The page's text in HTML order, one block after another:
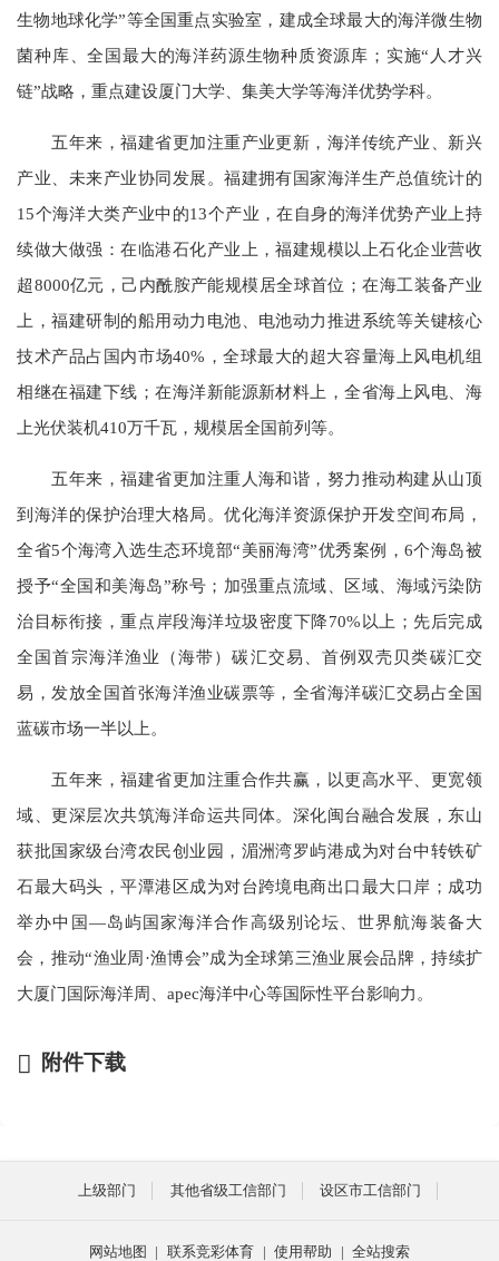
生物地球化学”等全国重点实验室，建成全球最大的海洋微生物
菌种库、全国最大的海洋药源生物种质资源库；实施“人才兴
链”战略，重点建设厦门大学、集美大学等海洋优势学科。
五年来，福建省更加注重产业更新，海洋传统产业、新兴
产业、未来产业协同发展。福建拥有国家海洋生产总值统计的
15个海洋大类产业中的13个产业，在自身的海洋优势产业上持
续做大做强：在临港石化产业上，福建规模以上石化企业营收
超8000亿元，己内酰胺产能规模居全球首位；在海工装备产业
上，福建研制的船用动力电池、电池动力推进系统等关键核心
技术产品占国内市场40%，全球最大的超大容量海上风电机组
相继在福建下线；在海洋新能源新材料上，全省海上风电、海
上光伏装机410万千瓦，规模居全国前列等。
五年来，福建省更加注重人海和谐，努力推动构建从山顶
到海洋的保护治理大格局。优化海洋资源保护开发空间布局，
全省5个海湾入选生态环境部“美丽海湾”优秀案例，6个海岛被
授予“全国和美海岛”称号；加强重点流域、区域、海域污染防
治目标衔接，重点岸段海洋垃圾密度下降70%以上；先后完成
全国首宗海洋渔业（海带）碳汇交易、首例双壳贝类碳汇交
易，发放全国首张海洋渔业碳票等，全省海洋碳汇交易占全国
蓝碳市场一半以上。
五年来，福建省更加注重合作共赢，以更高水平、更宽领
域、更深层次共筑海洋命运共同体。深化闽台融合发展，东山
获批国家级台湾农民创业园，湄洲湾罗屿港成为对台中转铁矿
石最大码头，平潭港区成为对台跨境电商出口最大口岸；成功
举办中国—岛屿国家海洋合作高级别论坛、世界航海装备大
会，推动“渔业周·渔博会”成为全球第三渔业展会品牌，持续扩
大厦门国际海洋周、apec海洋中心等国际性平台影响力。
附件下载
上级部门 其他省级工信部门 设区市工信部门
网站地图 | 联系竞彩体育 | 使用帮助 | 全站搜索